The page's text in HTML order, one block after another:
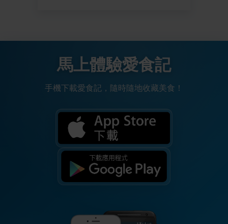
馬上體驗愛食記
手機下載愛食記，隨時隨地收藏美食！